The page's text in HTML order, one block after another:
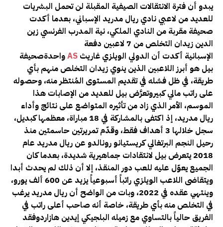
يبدو أن فترة الانتقالات الصيفية المقبلة لن تحمل البشريات
للعديد من لاعبي نادي ريال مدريد الإسباني، بعدما أكدت
صحيفة مقربة من النادي الملكي، نية المدرب الفرنسي زين
الدين زيدان التخلص من 7 لاعبين دفعة
AS الإسبانية أكدت أن الدولي الويلزي غاريث
بيل هو أبرز اللاعبين الذين ينوي زيدان التخلص منهم بأي
طريقة، في ظل فشله في تقديم المستوى المُنتظر منه، وحصوله
على راتب مالي كبيروتعرَّض بيل للعديد من الإصابات هذا
الموسم، الأمر الذي زاد من تأثيره المتواضع على نتائج وأداء
ريال مدريد، إذ اكتفى بالمشاركة في 18 مباراة، معظمها كبديل،
سجل خلالها 3 أهداف فقط، وقدّم تمريرتين حاسمتين
منذ
رحيل النجم البرتغالي كريستيانو رونالدو عن ريال مدريد عام
2018 يتعرض بيل لانتقادات جماهيرية شديدة، بعدما كان
الجميع يعوّل عليه للعب دور المنقذ، إلا أن ذلك لم يحدث أبدا
ويتقاضى اللاعب الويلزي راتباً أسبوعياً يزيد عن 600 ألف يورو،
وينتهي عقده في 2022، وبات من الواضح أن ريال مدريد يرغب
في التخلص منه بأي طريقة، خاصة أنه صاحب أعلى راتب في
الفريق حالياً بالتساوي مع زميله البلجيكي إيدين هازاردوفقد